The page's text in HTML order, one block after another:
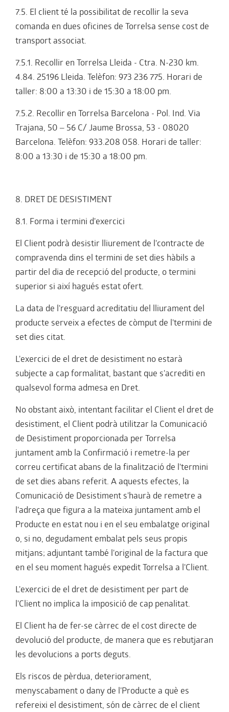
7.5. El client té la possibilitat de recollir la seva
comanda en dues oficines de Torrelsa sense cost de
transport associat.
7.5.1. Recollir en Torrelsa Lleida - Ctra. N-230 km.
4.84. 25196 Lleida. Telèfon: 973 236 775. Horari de
taller: 8:00 a 13:30 i de 15:30 a 18:00 pm.
7.5.2. Recollir en Torrelsa Barcelona - Pol. Ind. Via
Trajana, 50 – 56 C/ Jaume Brossa, 53 - 08020
Barcelona. Telèfon: 933.208 058. Horari de taller:
8:00 a 13:30 i de 15:30 a 18:00 pm.
8. DRET DE DESISTIMENT
8.1. Forma i termini d'exercici
El Client podrà desistir lliurement de l'contracte de
compravenda dins el termini de set dies hàbils a
partir del dia de recepció del producte, o termini
superior si així hagués estat ofert.
La data de l'resguard acreditatiu del lliurament del
producte serveix a efectes de còmput de l'termini de
set dies citat.
L'exercici de el dret de desistiment no estarà
subjecte a cap formalitat, bastant que s'acrediti en
qualsevol forma admesa en Dret.
No obstant això, intentant facilitar el Client el dret de
desistiment, el Client podrà utilitzar la Comunicació
de Desistiment proporcionada per Torrelsa
juntament amb la Confirmació i remetre-la per
correu certificat abans de la finalització de l'termini
de set dies abans referit. A aquests efectes, la
Comunicació de Desistiment s'haurà de remetre a
l'adreça que figura a la mateixa juntament amb el
Producte en estat nou i en el seu embalatge original
o, si no, degudament embalat pels seus propis
mitjans; adjuntant també l'original de la factura que
en el seu moment hagués expedit Torrelsa a l'Client.
L'exercici de el dret de desistiment per part de
l'Client no implica la imposició de cap penalitat.
El Client ha de fer-se càrrec de el cost directe de
devolució del producte, de manera que es rebutjaran
les devolucions a ports deguts.
Els riscos de pèrdua, deteriorament,
menyscabament o dany de l'Producte a què es
refereixi el desistiment, són de càrrec de el client